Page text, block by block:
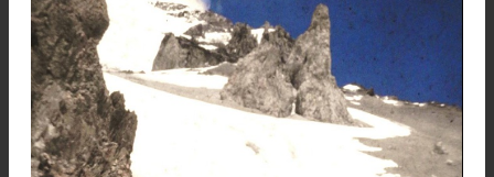
Portearon todo desde Puntas de Vacas, un
de inicio a 2.800 metros sobre el nivel del mar.
no era la primera vez que lo intentaban: antes